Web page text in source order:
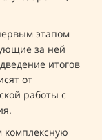
этапом
за ней
итогов
от
работы с